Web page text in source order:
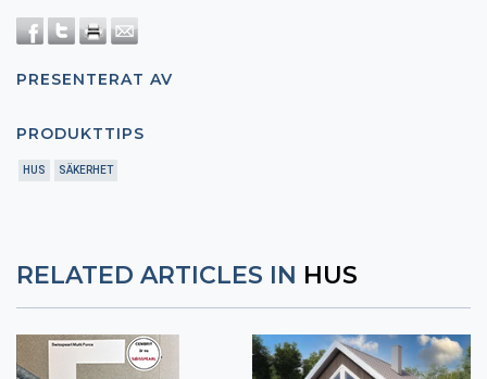
PRESENTERAT AV
PRODUKTTIPS
HUS SÄKERHET
RELATED ARTICLES IN HUS